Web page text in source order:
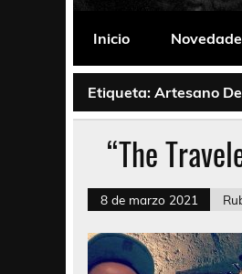
La
Inicio
Etiqueta: Artesano
“The
8 de marzo 2021